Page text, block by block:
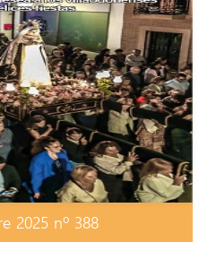
2025 nº 388